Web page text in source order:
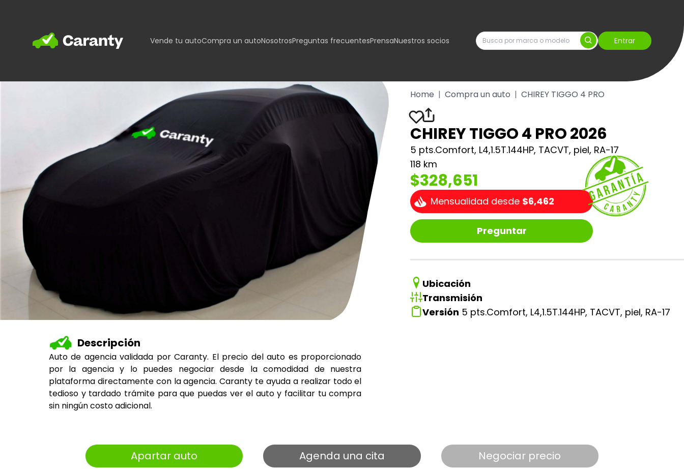
Home Vende tu autoCompra un autoNosotrosPreguntas frecuentesPrensaNuestros socios Entrar
Descripción
Auto de agencia validada por Caranty. El precio del auto es proporcionado
por la agencia y lo puedes negociar desde la comodidad de nuestra
plataforma directamente con la agencia. Caranty te ayuda a realizar todo el
tedioso y tardado trámite para que puedas ver el auto y facilitar tu compra
sin ningún costo adicional.
Home | Compra un auto | CHIREY TIGGO 4 PRO
CHIREY TIGGO 4 PRO 2026
5 pts.Comfort, L4,1.5T.144HP, TACVT, piel, RA-17
118 km
$328,651
Mensualidad desde $6,462
Preguntar
Ubicación
Transmisión
Versión 5 pts.Comfort, L4,1.5T.144HP, TACVT, piel, RA-17
Apartar auto Agenda una cita Negociar precio